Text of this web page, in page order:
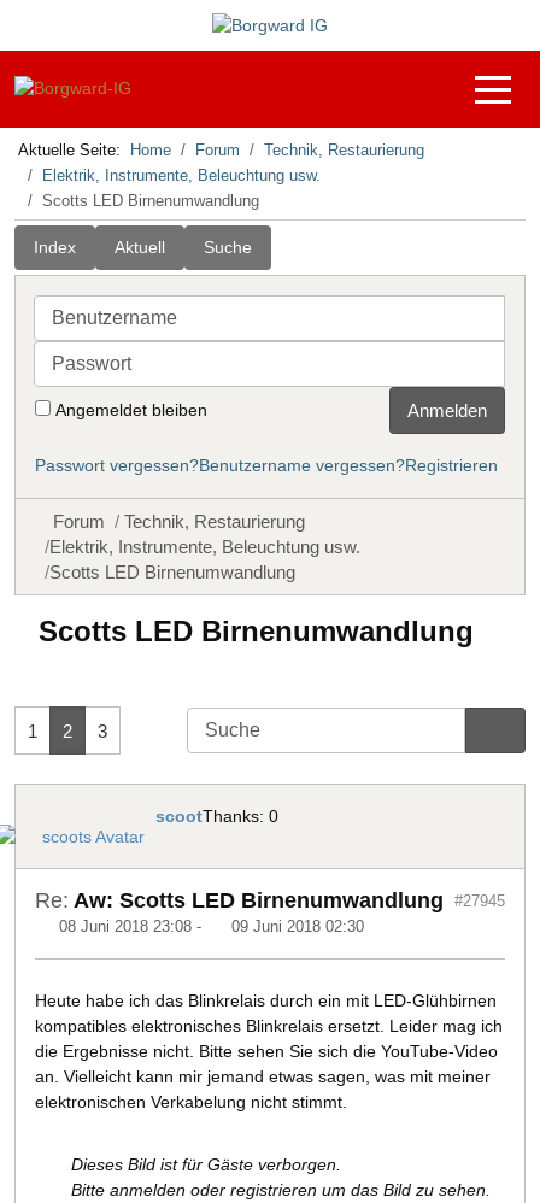
Off-
Aktuelle Seite: Home Forum
Technik, Restaurierung
Elektrik, Instrumente, Beleuchtung usw.
Scotts LED Birnenumwandlung
Index Aktuell Suche
Benutzername
Passwort
Angemeldet bleiben Anmelden
Passwort vergessen?Benutzername vergessen?Registrieren
Forum
Technik, Restaurierung
Elektrik, Instrumente, Beleuchtung usw.
Scotts LED Birnenumwandlung
Scotts LED Birnenumwandlung
1 2 3
scootThanks: 0
Re: Aw: Scotts LED Birnenumwandlung
08 Juni 2018 23:08 - 09 Juni 2018 02:30
#27945
Heute habe ich das Blinkrelais durch ein mit LED-Glühbirnen
kompatibles elektronisches Blinkrelais ersetzt. Leider mag ich
die Ergebnisse nicht. Bitte sehen Sie sich die YouTube-Video
an. Vielleicht kann mir jemand etwas sagen, was mit meiner
elektronischen Verkabelung nicht stimmt.
Dieses Bild ist für Gäste verborgen.
Bitte anmelden oder registrieren um das Bild zu sehen.